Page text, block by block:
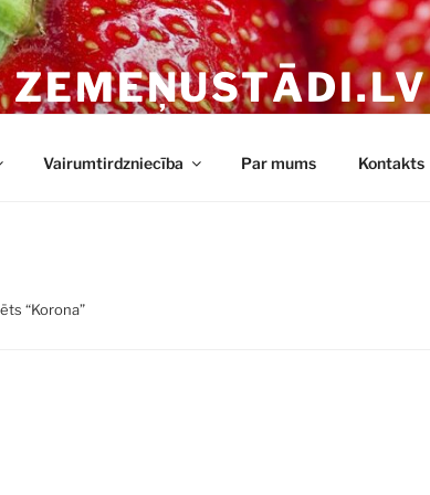
ZEMEŅUSTĀDI.LV
Vairumtirdzniecība Par mums Kontakts
“Korona”